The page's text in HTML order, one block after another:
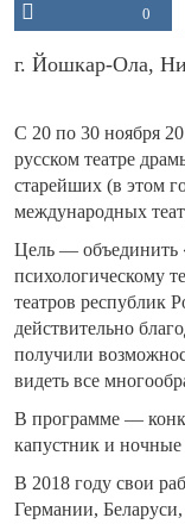
0
г. Йошкар-Ола,
С 20 по 30 ноября
русском театре
старейших (в этом
международных
Цель — объединить
психологическому
театров республик
действительно
получили
видеть все
В программе —
капустник и ночные
В 2018 году свои
Германии,